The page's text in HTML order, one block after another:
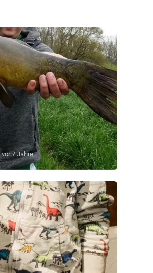
vor 7 Jahre